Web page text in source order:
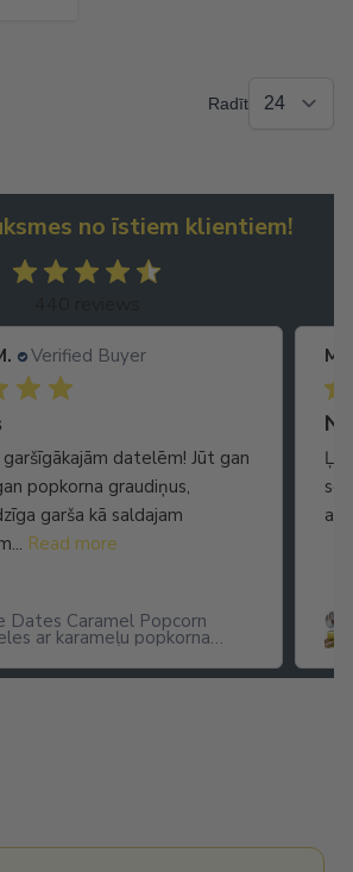
Radīt
no īstiem klientiem!
Verified Buyer
datelēm! Jūt gan
popkorna graudiņus,
garša kā saldajam
Read more
Dates Caramel Popcorn
ar karameļu popkorna
arī